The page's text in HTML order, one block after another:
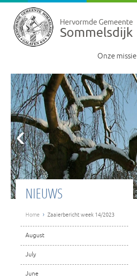
Onze missie
‹
NIEUWS
Home › Zaaierbericht week 14/2023
August
July
June